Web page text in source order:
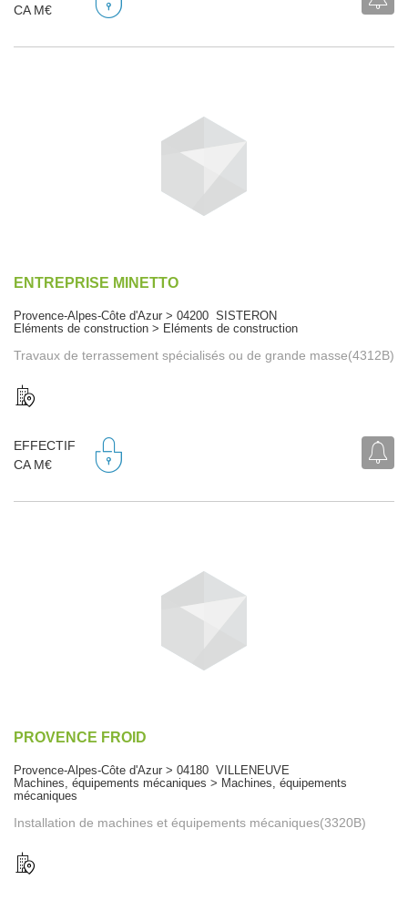
CA M€
ENTREPRISE MINETTO
Provence-Alpes-Côte d'Azur > 04200 SISTERON
Eléments de construction > Eléments de construction
Travaux de terrassement spécialisés ou de grande masse(4312B)
EFFECTIF
CA M€
PROVENCE FROID
Provence-Alpes-Côte d'Azur > 04180 VILLENEUVE
Machines, équipements mécaniques > Machines, équipements
mécaniques
Installation de machines et équipements mécaniques(3320B)